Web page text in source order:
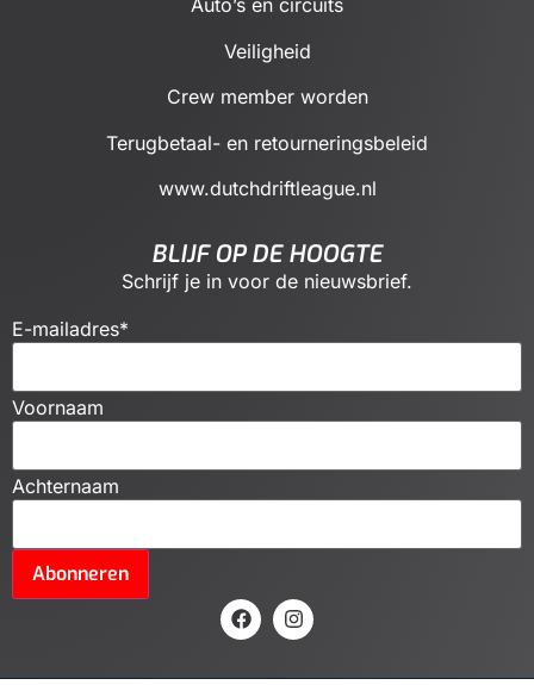
Auto’s en circuits
Veiligheid
Crew member worden
Terugbetaal- en retourneringsbeleid
www.dutchdriftleague.nl
BLIJF OP DE HOOGTE
Schrijf je in voor de nieuwsbrief.
E-mailadres*
Voornaam
Achternaam
Abonneren